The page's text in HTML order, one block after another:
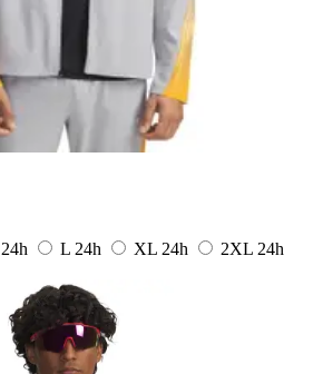
24h L 24h XL 24h 2XL 24h